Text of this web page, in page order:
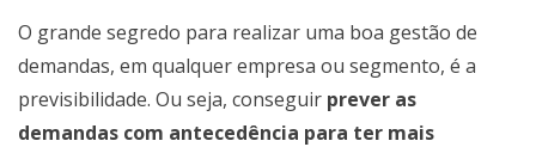
O grande segredo para realizar uma boa gestão de
demandas, em qualquer empresa ou segmento, é a
previsibilidade. Ou seja, conseguir prever as
demandas com antecedência para ter mais